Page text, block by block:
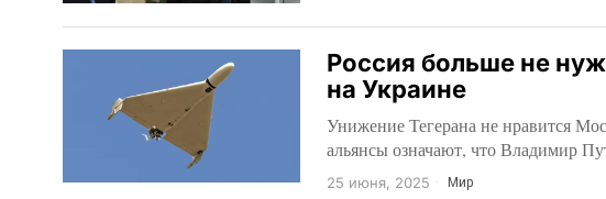
Россия больше не
на Украине
Унижение Тегерана не нравится
альянсы означают, что Владимир
25 июня, 2025 Мир